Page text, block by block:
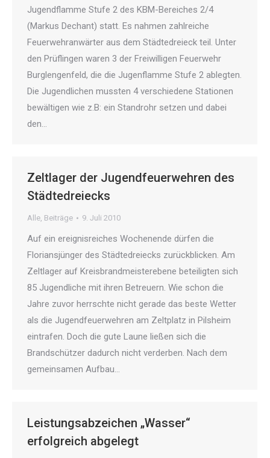
Jugendflamme Stufe 2 des KBM-Bereiches 2/4
(Markus Dechant) statt. Es nahmen zahlreiche
Feuerwehranwärter aus dem Städtedreieck teil. Unter
den Prüflingen waren 3 der Freiwilligen Feuerwehr
Burglengenfeld, die die Jugenflamme Stufe 2 ablegten.
Die Jugendlichen mussten 4 verschiedene Stationen
bewältigen wie z.B: ein Standrohr setzen und dabei
den…
Zeltlager der Jugendfeuerwehren des
Städtedreiecks
Alle, Beiträge 9. Juli 2010
Auf ein ereignisreiches Wochenende dürfen die
Floriansjünger des Städtedreiecks zurückblicken. Am
Zeltlager auf Kreisbrandmeisterebene beteiligten sich
85 Jugendliche mit ihren Betreuern. Wie schon die
Jahre zuvor herrschte nicht gerade das beste Wetter
als die Jugendfeuerwehren am Zeltplatz in Pilsheim
eintrafen. Doch die gute Laune ließen sich die
Brandschützer dadurch nicht verderben. Nach dem
gemeinsamen Aufbau…
Leistungsabzeichen „Wasser“
erfolgreich abgelegt